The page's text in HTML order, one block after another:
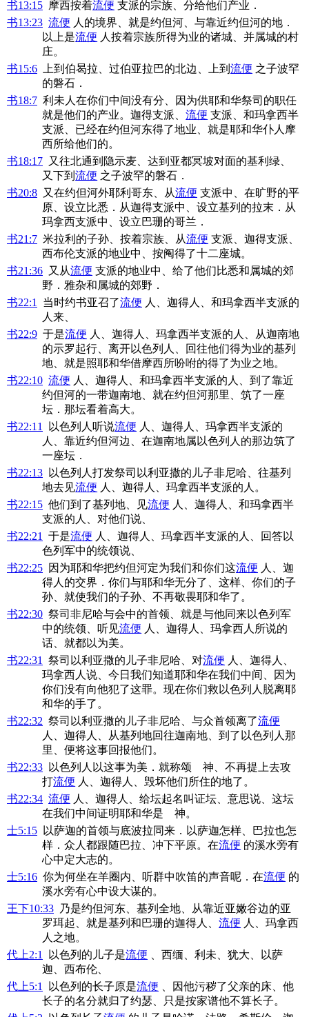
书13:15 摩西按着流便 支派的宗族、分给他们产业．
书13:23 流便 人的境界、就是约但河、与靠近约但河的地．
以上是流便 人按着宗族所得为业的诸城、并属城的村
庄。
书15:6 上到伯曷拉、过伯亚拉巴的北边、上到 流便 之子波罕
的磐石．
书18:7 利未人在你们中间没有分、因为供耶和华祭司的职任
就是他们的产业。迦得支派、流便 支派、和玛拿西半
支派、已经在约但河东得了地业、就是耶和华仆人摩
西所给他们的。
书18:17 又往北通到隐示麦、达到亚都冥坡对面的基利绿、
又下到流便 之子波罕的磐石．
书20:8 又在约但河外耶利哥东、从流便 支派中、在旷野的平
原、设立比悉．从迦得支派中、设立基列的拉末．从
玛拿西支派中、设立巴珊的哥兰．
书21:7 米拉利的子孙、按着宗族、从流便 支派、迦得支派、
西布伦支派的地业中、按阄得了十二座城。
书21:36 又从流便 支派的地业中、给了他们比悉和属城的郊
野．雅杂和属城的郊野．
书22:1
当时约书亚召了流便 人、迦得人、和玛拿西半支派的
人来、
书22:9 于是流便 人、迦得人、玛拿西半支派的人、从迦南地
的示罗起行、离开以色列人、回往他们得为业的基列
地、就是照耶和华借摩西所吩咐的得了为业之地。
书22:10 流便 人、迦得人、和玛拿西半支派的人、到了靠近
约但河的一带迦南地、就在约但河那里、筑了一座
坛．那坛看着高大。
书22:11
以色列人听说流便 人、迦得人、玛拿西半支派的
人、靠近约但河边、在迦南地属以色列人的那边筑了
一座坛．
书22:13 以色列人打发祭司以利亚撒的儿子非尼哈、往基列
地去见流便 人、迦得人、玛拿西半支派的人。
书22:15 他们到了基列地、见流便 人、迦得人、和玛拿西半
支派的人、对他们说、
书22:21
于是流便 人、迦得人、玛拿西半支派的人、回答以
色列军中的统领说、
书22:25 因为耶和华把约但河定为我们和你们这流便 人、迦
得人的交界．你们与耶和华无分了、这样、你们的子
孙、就使我们的子孙、不再敬畏耶和华了。
书22:30 祭司非尼哈与会中的首领、就是与他同来以色列军
中的统领、听见流便 人、迦得人、玛拿西人所说的
话、就都以为美。
书22:31
祭司以利亚撒的儿子非尼哈、对流便 人、迦得人、
玛拿西人说、今日我们知道耶和华在我们中间、因为
你们没有向他犯了这罪。现在你们救以色列人脱离耶
和华的手了。
书22:32 祭司以利亚撒的儿子非尼哈、与众首领离了流便
人、迦得人、从基列地回往迦南地、到了以色列人那
里、便将这事回报他们。
书22:33 以色列人以这事为美．就称颂 神、不再提上去攻
打流便 人、迦得人、毁坏他们所住的地了。
书22:34 流便 人、迦得人、给坛起名叫证坛、意思说、这坛
在我们中间证明耶和华是 神。
士5:15 以萨迦的首领与底波拉同来．以萨迦怎样、巴拉也怎
样．众人都跟随巴拉、冲下平原。在流便 的溪水旁有
心中定大志的。
士5:16 你为何坐在羊圈内、听群中吹笛的声音呢．在流便 的
溪水旁有心中设大谋的。
王下10:33 乃是约但河东、基列全地、从靠近亚嫩谷边的亚
罗珥起、就是基列和巴珊的迦得人、流便 人、玛拿西
人之地。
代上2:1
以色列的儿子是流便 、西缅、利未、犹大、以萨
迦、西布伦、
代上5:1
以色列的长子原是流便 、因他污秽了父亲的床、他
长子的名分就归了约瑟、只是按家谱他不算长子。